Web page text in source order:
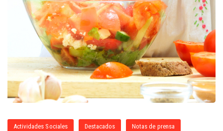
Actividades Sociales Destacados Notas de prensa